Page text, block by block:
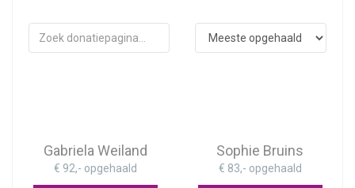
Gabriela Weiland
€ 92,- opgehaald
Sophie Bruins
€ 83,- opgehaald